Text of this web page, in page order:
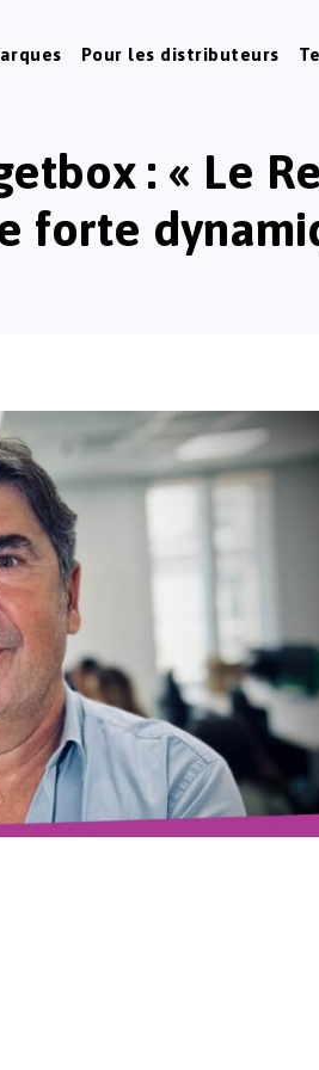
Pour les distributeurs
: « Le
forte